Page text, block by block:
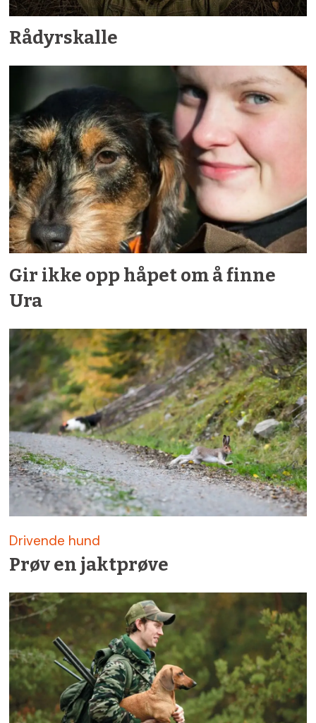
Rådyrskalle
Gir ikke opp håpet om å finne
Ura
Drivende hund
Prøv en jaktprøve